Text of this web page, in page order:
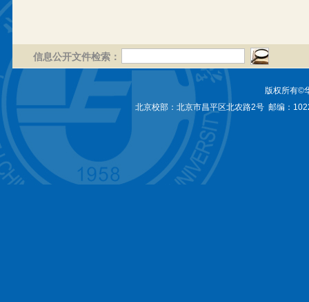
信息公开文件检索：
版权所有©
北京校部：北京市昌平区北农路2号 邮编：